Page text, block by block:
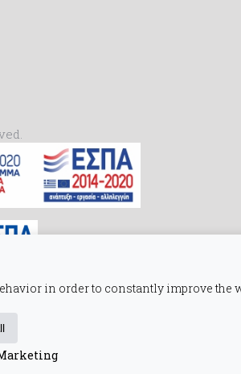
in order to constantly improve the